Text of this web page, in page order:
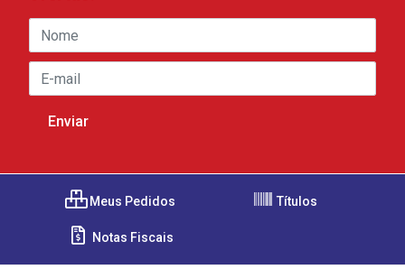
Meus Pedidos Títulos
Notas Fiscais